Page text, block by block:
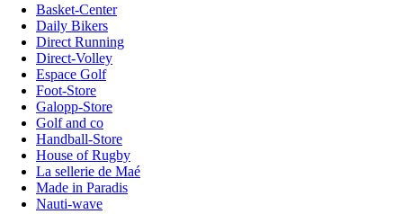
Basket-Center
Daily Bikers
Direct Running
Direct-Volley
Espace Golf
Foot-Store
Galopp-Store
Golf and co
Handball-Store
House of Rugby
La sellerie de Maé
Made in Paradis
Nauti-wave